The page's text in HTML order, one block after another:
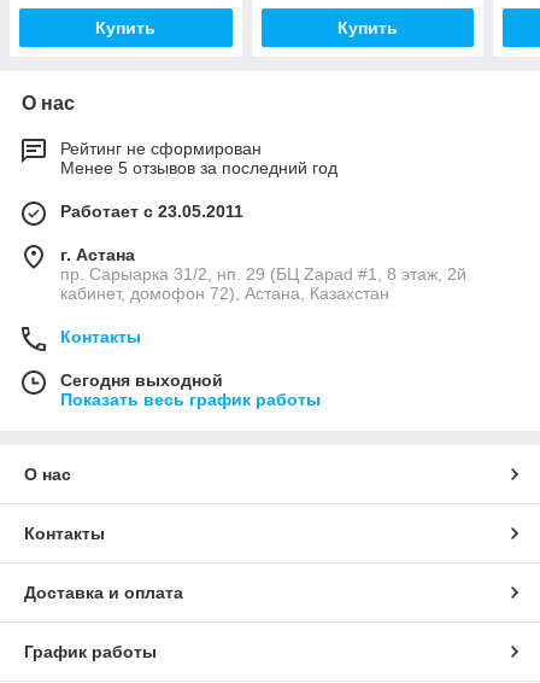
Купить Купить
О нас
Рейтинг не сформирован
Менее 5 отзывов за последний год
Работает с 23.05.2011
г. Астана
пр. Сарыарка 31/2, нп. 29 (БЦ Zapad #1, 8 этаж, 2й
кабинет, домофон 72), Астана, Казахстан
Контакты
Сегодня выходной
Показать весь график работы
О нас
Контакты
Доставка и оплата
График работы